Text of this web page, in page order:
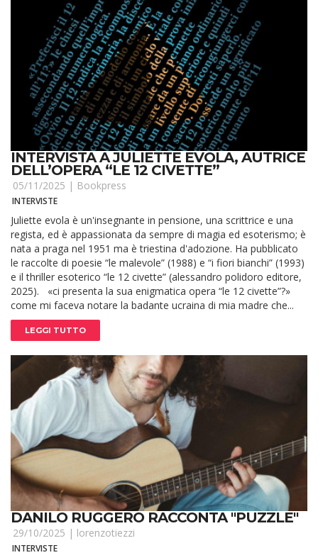
INTERVISTA A JULIETTE EVOLA, AUTRICE
DELL’OPERA “LE 12 CIVETTE”
05/11/2025 | Bookpress
INTERVISTE
Juliette evola è un'insegnante in pensione, una scrittrice e una
regista, ed è appassionata da sempre di magia ed esoterismo; è
nata a praga nel 1951 ma è triestina d'adozione. Ha pubblicato
le raccolte di poesie “le malevole” (1988) e “i fiori bianchi” (1993)
e il thriller esoterico “le 12 civette” (alessandro polidoro editore,
2025). «ci presenta la sua enigmatica opera “le 12 civette”?»
come mi faceva notare la badante ucraina di mia madre che...
LEGGI TUTTO
DANILO RUGGERO RACCONTA "PUZZLE"
29/10/2025 | lorenzotiezzi
INTERVISTE